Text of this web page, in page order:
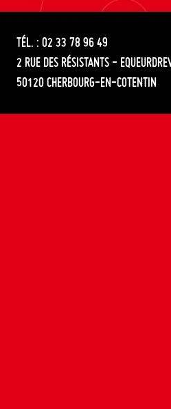
TÉL. : 02 33 78 96 49
2 RUE DES RÉSISTANTS -
50120 CHERBOURG-EN-COTENTIN